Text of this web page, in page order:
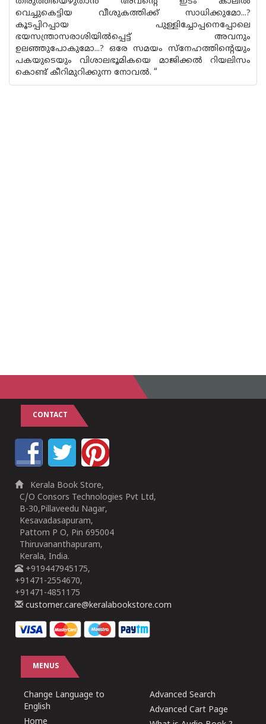
വെച്ചുകെട്ടിയ വീശുകത്തിക്ക് സാധിക്കുമോ...?
കൂടപ്പിറപ്പായ പുള്ളിച്ചോപ്പനെപ്പോലെ
ഭയസന്ത്രാസരാശിയിൽപ്പെട്ട് അവനും
ഉലഞ്ഞുപോകുമോ...? ഒരേ സമയം സ്നേഹത്തിന്റെയും
പകയുടെയും വിശാലഭൂമികയെ മാജിക്കൽ റിയലിസം
കൊണ്ട് കീറിമുറിക്കുന്ന നോവൽ. “
CONTACT
Kerala Book Store,
C/O Consors Technologies Pvt Ltd,
B-30,Pillaveedu Nagar,
Kesavadasapuram,
Pattom P O, Pin 695004
Thiruvananthapuram,
Kerala, India.
+919447945175,
+91471-2554670,
+91471-4851175
customer.care@keralabookstore.com
MENUS
Change Language to
English
Home
Advanced Search
Advanced Cart Page